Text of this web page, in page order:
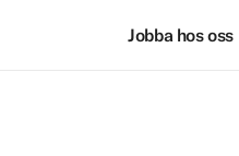
Jobba hos oss